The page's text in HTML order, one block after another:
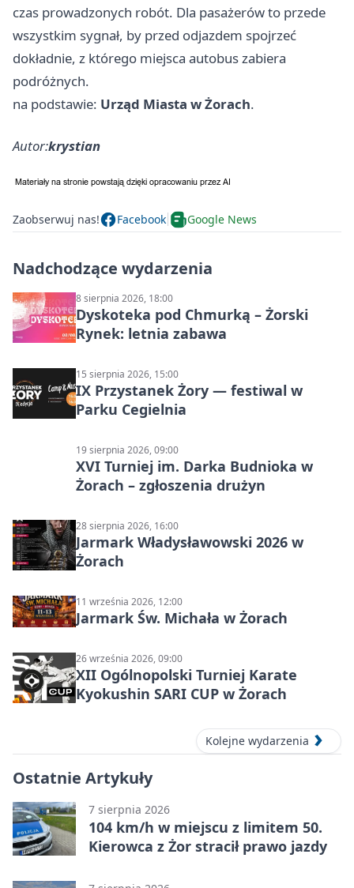
czas prowadzonych robót. Dla pasażerów to przede
wszystkim sygnał, by przed odjazdem spojrzeć
dokładnie, z którego miejsca autobus zabiera
podróżnych.
na podstawie: Urząd Miasta w Żorach.
Autor:krystian
Zaobserwuj nas! Facebook Google News
Nadchodzące wydarzenia
8 sierpnia 2026, 18:00
Dyskoteka pod Chmurką – Żorski
Rynek: letnia zabawa
15 sierpnia 2026, 15:00
IX Przystanek Żory — festiwal w
Parku Cegielnia
19 sierpnia 2026, 09:00
XVI Turniej im. Darka Budnioka w
Żorach – zgłoszenia drużyn
28 sierpnia 2026, 16:00
Jarmark Władysławowski 2026 w
Żorach
11 września 2026, 12:00
Jarmark Św. Michała w Żorach
26 września 2026, 09:00
XII Ogólnopolski Turniej Karate
Kyokushin SARI CUP w Żorach
Kolejne wydarzenia
Ostatnie Artykuły
7 sierpnia 2026
104 km/h w miejscu z limitem 50.
Kierowca z Żor stracił prawo jazdy